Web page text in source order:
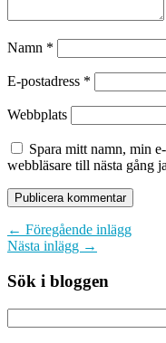
Namn *
E-postadress *
Webbplats
Spara mitt namn, min
webbläsare till nästa gång
← Föregående inlägg
Nästa inlägg →
Sök i bloggen